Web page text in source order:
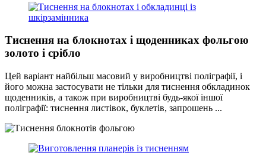
Тиснення на блокнотах і щоденниках фольгою
золото і срібло
Цей варіант найбільш масовий у виробництві поліграфії, і
його можна застосувати не тільки для тиснення обкладинок
щоденників, а також при виробництві будь-якої іншої
поліграфії: тиснення листівок, буклетів, запрошень ...